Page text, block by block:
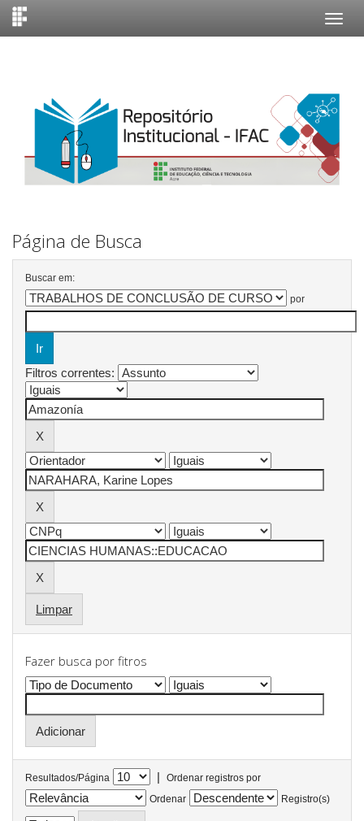
Página de Busca
Buscar em:
por
Filtros correntes:
Limpar
Fazer busca por fitros
Resultados/Página |
Ordenar registros por
Ordenar
Registro(s)